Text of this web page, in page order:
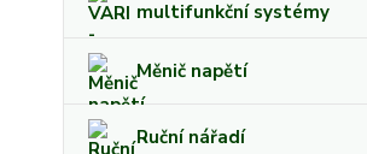
multifunkční systémy
Měnič napětí
Ruční nářadí